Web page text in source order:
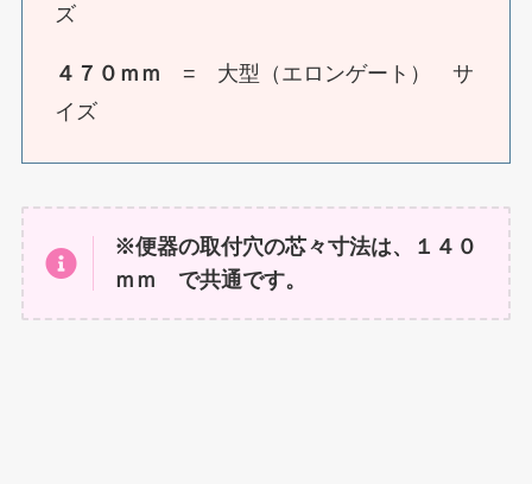
ズ
４７０ｍｍ = 大型（エロンゲート） サ
イズ
※便器の取付穴の芯々寸法は、１４０
ｍｍ で共通です。